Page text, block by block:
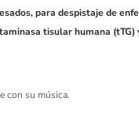
para despistaje de
tisular humana (tTG)
con su música.